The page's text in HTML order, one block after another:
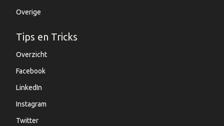
Overige
Tips en Tricks
Overzicht
Facebook
LinkedIn
Instagram
Twitter